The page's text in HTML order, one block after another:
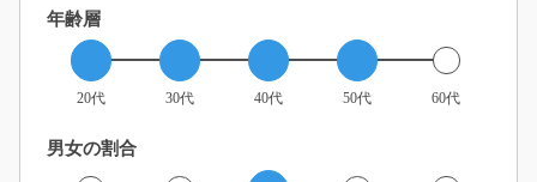
年齢層
20代 30代 40代 50代 60代
男女の割合